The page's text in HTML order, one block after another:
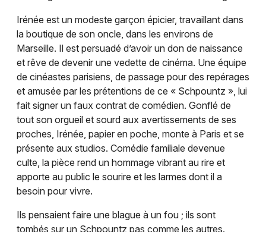
Magazine à Toulon
83 - Var
Choisir mes départements
Mon email
Irénée est un modeste garçon épicier, travaillant dans
la boutique de son oncle, dans les environs de
Marseille. Il est persuadé d’avoir un don de naissance
et rêve de devenir une vedette de cinéma. Une équipe
de cinéastes parisiens, de passage pour des repérages
et amusée par les prétentions de ce « Schpountz », lui
fait signer un faux contrat de comédien. Gonflé de
tout son orgueil et sourd aux avertissements de ses
proches, Irénée, papier en poche, monte à Paris et se
présente aux studios. Comédie familiale devenue
culte, la pièce rend un hommage vibrant au rire et
apporte au public le sourire et les larmes dont il a
besoin pour vivre.
Ils pensaient faire une blague à un fou ; ils sont
tombés sur un Schpountz pas comme les autres.